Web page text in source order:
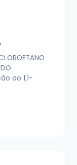
ao 1,1-